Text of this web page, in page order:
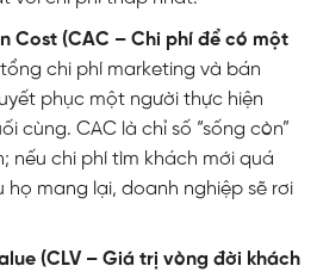
Cost (CAC – Chi phí để có một
chi phí marketing và bán
phục một người thực hiện
cùng. CAC là chỉ số “sống còn”
nếu chi phí tìm khách mới quá
mang lại, doanh nghiệp sẽ rơi
(CLV – Giá trị vòng đời khách